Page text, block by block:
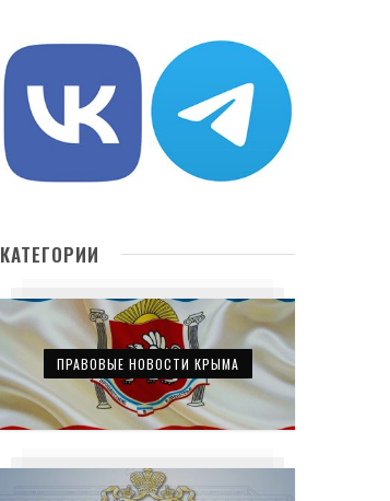
КАТЕГОРИИ
ПРАВОВЫЕ НОВОСТИ КРЫМА